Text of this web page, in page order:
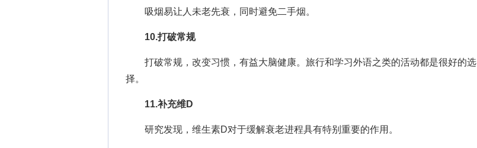
吸烟易让人未老先衰，同时避免二手烟。
10.打破常规
打破常规，改变习惯，有益大脑健康。旅行和学习外语之类的活动都是很好的选
择。
11.补充维D
研究发现，维生素D对于缓解衰老进程具有特别重要的作用。